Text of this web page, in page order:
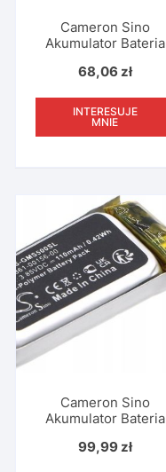
Cameron Sino
Akumulator Bateria
Smartwatch Zegarek
Solar Approach S60
Forerunner 935 / Cs-
gmf500sh
68,06 zł
INTERESUJE
MNIE
Cameron Sino
Akumulator Bateria
Do Smartwatch
99,99 zł